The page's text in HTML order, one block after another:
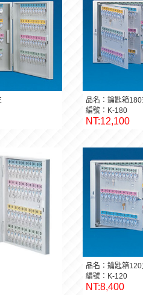
品名：鑰匙箱180
編號：K-180
NT:12,100
品名：鑰匙箱120
編號：K-120
NT:8,400